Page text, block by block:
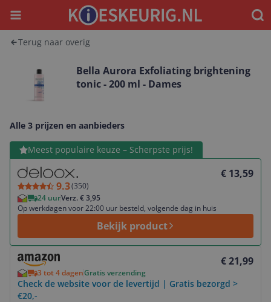
Menu
Terug naar overig
Bella Aurora Exfoliating brightening
tonic - 200 ml - Dames
Alle 3 prijzen en aanbieders
Meest populaire keuze – Scherpste prijs!
9.3(350)
€ 13,59
24 uurVerz. € 3,95
Op werkdagen voor 22:00 uur besteld, volgende dag in huis
Bekijk product
Bekijk product
€ 21,99
3 tot 4 dagenGratis verzending
Check de website voor de levertijd | Gratis bezorgd >
€20,-
Bekijk product